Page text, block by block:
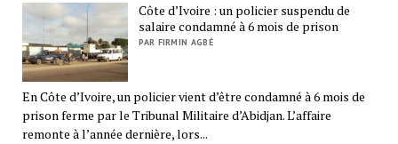
Côte d’Ivoire : un policier suspendu de
salaire condamné à 6 mois de prison
PAR FIRMIN AGBÉ
En Côte d’Ivoire, un policier vient d’être condamné à 6 mois de
prison ferme par le Tribunal Militaire d’Abidjan. L’affaire
remonte à l’année dernière, lors...